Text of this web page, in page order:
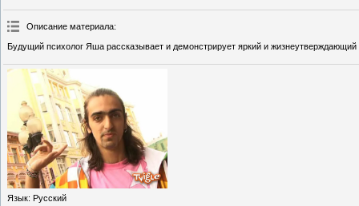
Описание материала:
Будущий психолог Яша рассказывает и демонстрирует яркий и жизнеутверждающий
Язык: Русский